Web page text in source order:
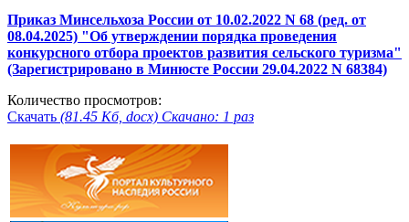
Приказ Минсельхоза России от 10.02.2022 N 68 (ред. от
08.04.2025) "Об утверждении порядка проведения
конкурсного отбора проектов развития сельского туризма"
(Зарегистрировано в Минюсте России 29.04.2022 N 68384)
Количество просмотров:
Скачать (81.45 Кб, docx) Скачано: 1 раз